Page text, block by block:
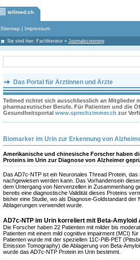
tellmed.ch
Sitemap | Impressum
Sie sind hier: Fachliteratur » Journalscreening
Das Portal für Ärztinnen und Ärzte
Tellmed richtet sich ausschliesslich an Mitglieder
pharmazeutischer Berufe. Für Patienten und die
Gesundheitsportal www.sprechzimmer.ch zur
Biomarker im Urin zur Erkennung von
Amerikanische und chinesische Forscher haben
Proteins im Urin zur Diagnose von Alzheimer
Das AD7c-NTP ist ein Neuronales Thread Protein, das
nachgewiesen werden kann. Das Vorhandensein
dem Untergang von Nervenzellen in Zusammenhang
bereits eine diagnostische Validität dieses Proteins
bisher eine Studie, wo als Diagnose-Goldstandard der
Ablagerungen verwendet wurde.
AD7c-NTP im Urin korreliert mit Beta-Amyloid
Die Forscher haben 22 Patienten mit milder bis
Patienten mit einem mild cognitive impairment (MCI)
Patienten wurde mit der speziellen 11C-PiB-PET
Emission Tomography) die Ablagerung von Beta-
wurde das AD7c-NTP Protein im Urin bestimmt.